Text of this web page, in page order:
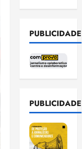
PUBLICIDADE
PUBLICIDADE